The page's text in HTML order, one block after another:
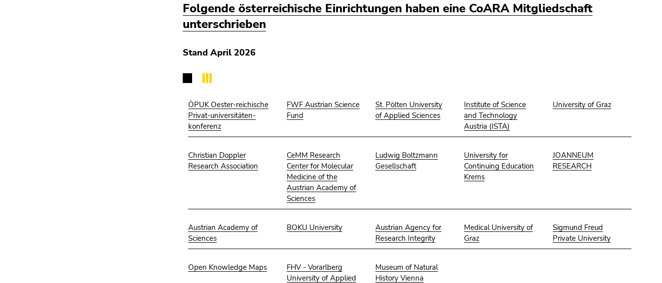
Folgende österreichische Einrichtungen haben eine CoARA Mitgliedschaft
unterschrieben
Stand April 2026
ÖPUK Oester-reichische
Privat-universitäten-
konferenz
FWF Austrian Science
Fund
St. Pölten University
of Applied Sciences
Institute of Science
and Technology
Austria (ISTA)
University of Graz
Christian Doppler
Research Association
CeMM Research
Center for Molecular
Medicine of the
Austrian Academy of
Sciences
Ludwig Boltzmann
Gesellschaft
University for
Continuing Education
Krems
JOANNEUM
RESEARCH
Austrian Academy of
Sciences
BOKU University
Austrian Agency for
Research Integrity
Medical University of
Graz
Sigmund Freud
Private University
Open Knowledge Maps
FHV - Vorarlberg
University of Applied
Museum of Natural
History Vienna